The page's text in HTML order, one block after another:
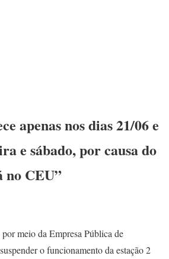
apenas nos dias 21/06 e
e sábado, por causa do
no CEU”
meio da Empresa Pública de
o funcionamento da estação 2